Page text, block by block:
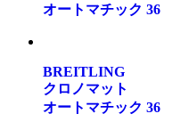
オートマチック 36
BREITLING
クロノマット
オートマチック 36